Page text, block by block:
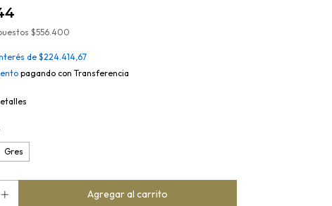
$556.400
de$224.414,67
pagando con Transferencia
Gres